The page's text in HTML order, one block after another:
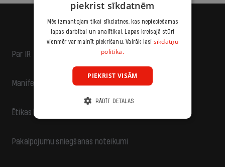
Par IR
Manifests
Ētikas kodekss
Pakalpojumu sniegšanas noteikumi
piekrist sīkdatnēm
Mēs izmantojam tikai sīkdatnes, kas nepieciešamas
lapas darbībai un analītikai. Lapas kreisajā stūrī
vienmēr var mainīt piekrišanu. Vairāk lasi sīkdatņu
politikā.
PIEKRIST VISĀM
RĀDĪT DETAĻAS